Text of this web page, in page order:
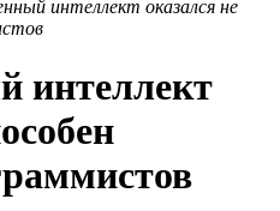
интеллект оказался не
интеллект